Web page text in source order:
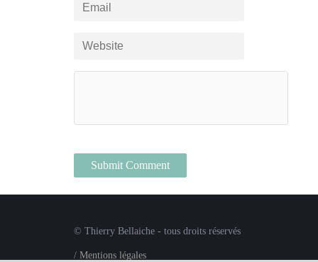
© Thierry Bellaiche - tous droits réservés
/ Mentions légales